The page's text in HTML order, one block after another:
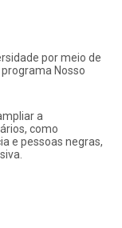
por meio de
Nosso
a
como
e pessoas negras,